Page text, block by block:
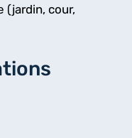
(jardin, cour,